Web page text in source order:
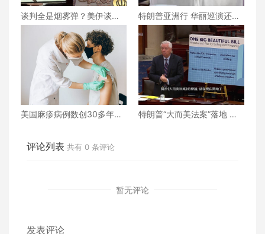
谈判全是烟雾弹？美伊谈判
还能继续下去吗？真相究竟
特朗普亚洲行 华丽巡演还是
战略博弈？
美国麻疹病例数创30多年来
特朗普“大而美法案”落地 誰
评论列表 共有 0 条评论
暂无评论
发表评论